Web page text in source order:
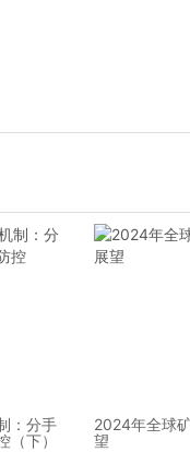
：分手
下）
2024年全球
望